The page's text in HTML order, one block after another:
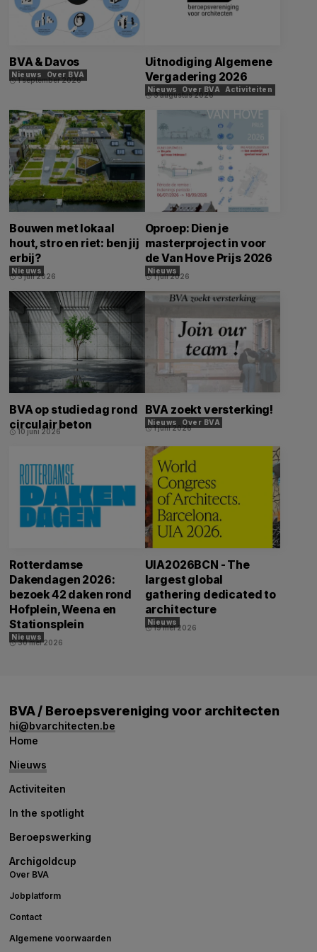
BVA & Davos
Nieuws Over BVA
schedule1 september 2026
Uitnodiging Algemene
Vergadering 2026
Nieuws Over BVA Activiteiten
schedule3 augustus 2026
Bouwen met lokaal
hout, stro en riet: ben jij
erbij?
Nieuws
schedule3 juli 2026
Oproep: Dien je
masterproject in voor
de Van Hove Prijs 2026
Nieuws
schedule1 juli 2026
BVA op studiedag rond
circulair beton
schedule 10 juni 2026
BVA zoekt versterking!
Nieuws Over BVA
schedule1 juni 2026
Rotterdamse
Dakendagen 2026:
bezoek 42 daken rond
Hofplein, Weena en
Stationsplein
Nieuws
schedule30 mei 2026
UIA2026BCN - The
largest global
gathering dedicated to
architecture
Nieuws
schedule19 mei 2026
BVA / Beroepsvereniging voor architecten
hi@bvarchitecten.be
Home
Nieuws
Activiteiten
In the spotlight
Beroepswerking
Archigoldcup
Over BVA
Jobplatform
Contact
Algemene voorwaarden